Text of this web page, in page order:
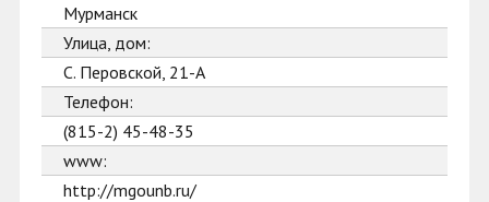
Мурманск
Улица, дом:
С. Перовской, 21-А
Телефон:
(815-2) 45-48-35
www:
http://mgounb.ru/